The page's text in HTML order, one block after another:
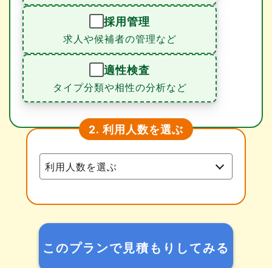
採用管理
求人や候補者の管理など
適性検査
タイプ分類や相性の分析など
2. 利用人数を選ぶ
このプランで見積もりしてみる